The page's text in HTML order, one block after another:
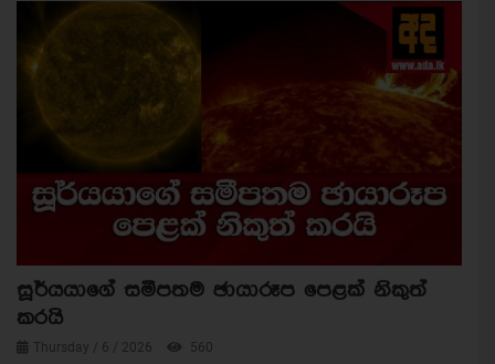
සූර්යයාගේ සමීපතම ඡායාරූප පෙළක් නිකුත්
කරයි
Thursday / 6 / 2026 560